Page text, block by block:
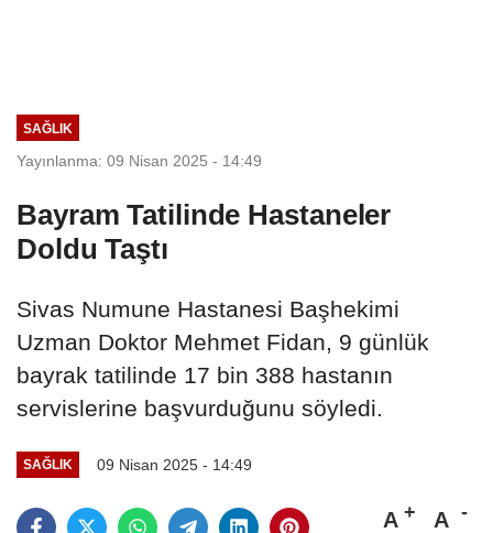
SAĞLIK
Yayınlanma: 09 Nisan 2025 - 14:49
Bayram Tatilinde Hastaneler
Doldu Taştı
Sivas Numune Hastanesi Başhekimi
Uzman Doktor Mehmet Fidan, 9 günlük
bayrak tatilinde 17 bin 388 hastanın
servislerine başvurduğunu söyledi.
SAĞLIK 09 Nisan 2025 - 14:49
A A